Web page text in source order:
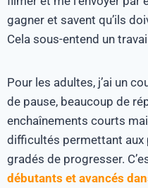
gagner et savent qu’ils
Cela sous-entend un
Pour les adultes, j’ai un
de pause, beaucoup de
enchaînements courts
difficultés permettant aux
gradés de progresser.
débutants et avancés